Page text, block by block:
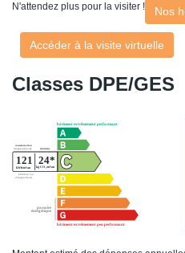
N'attendez plus pour la visiter ! Nos
Accéder à la visite virtuelle
Classes DPE/GES